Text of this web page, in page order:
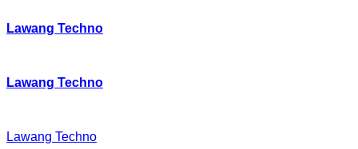
Lawang Techno
Lawang Techno
Lawang Techno